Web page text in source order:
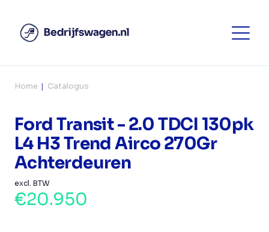
Home Catalogus
Ford Transit - 2.0 TDCI 130pk
L4 H3 Trend Airco 270Gr
Achterdeuren
excl. BTW
€20.950